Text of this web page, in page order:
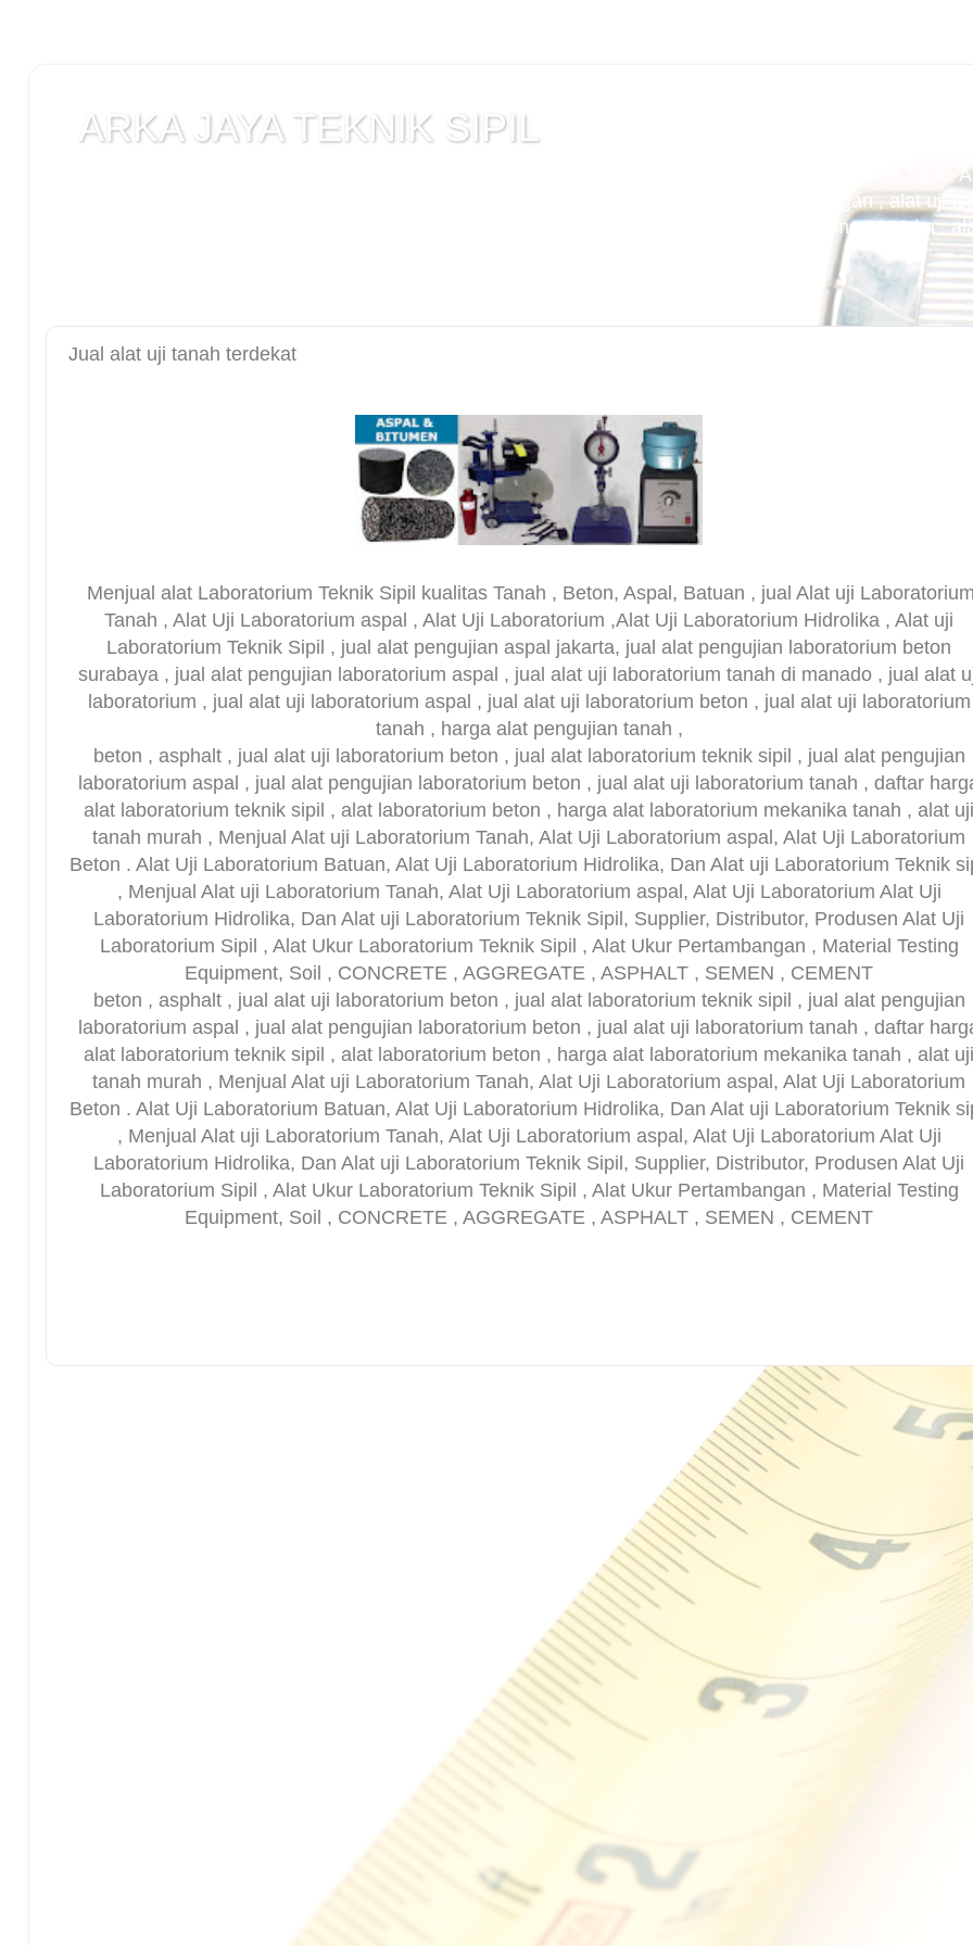
ARKA JAYA TEKNIK SIPIL
Jual alat uji Tanah , alat uji Beton , alat uji Batuan , alat uji cemen , Alat Uji Laboratorium Teknik Sipil ,
Laboratorium teknik sipil , Alat Uji Laboratorium Aspal , Alat Uji Laboratorium Pertambangan , alat uji
Laboratorium , peralatan Konstruksi Jalan , alat uji kuat tekan beton compression machine 2000 kn ,
Jual alat uji tanah terdekat
Menjual alat Laboratorium Teknik Sipil kualitas Tanah , Beton, Aspal, Batuan , jual Alat uji Laboratorium
Tanah , Alat Uji Laboratorium aspal , Alat Uji Laboratorium ,Alat Uji Laboratorium Hidrolika , Alat uji
Laboratorium Teknik Sipil , jual alat pengujian aspal jakarta, jual alat pengujian laboratorium beton
surabaya , jual alat pengujian laboratorium aspal , jual alat uji laboratorium tanah di manado , jual alat
laboratorium , jual alat uji laboratorium aspal , jual alat uji laboratorium beton , jual alat uji laboratorium
tanah , harga alat pengujian tanah ,
beton , asphalt , jual alat uji laboratorium beton , jual alat laboratorium teknik sipil , jual alat pengujian
laboratorium aspal , jual alat pengujian laboratorium beton , jual alat uji laboratorium tanah , daftar
alat laboratorium teknik sipil , alat laboratorium beton , harga alat laboratorium mekanika tanah , alat uji
tanah murah , Menjual Alat uji Laboratorium Tanah, Alat Uji Laboratorium aspal, Alat Uji Laboratorium
Beton . Alat Uji Laboratorium Batuan, Alat Uji Laboratorium Hidrolika, Dan Alat uji Laboratorium Teknik
, Menjual Alat uji Laboratorium Tanah, Alat Uji Laboratorium aspal, Alat Uji Laboratorium Alat Uji
Laboratorium Hidrolika, Dan Alat uji Laboratorium Teknik Sipil, Supplier, Distributor, Produsen Alat Uji
Laboratorium Sipil , Alat Ukur Laboratorium Teknik Sipil , Alat Ukur Pertambangan , Material Testing
Equipment, Soil , CONCRETE , AGGREGATE , ASPHALT , SEMEN , CEMENT
beton , asphalt , jual alat uji laboratorium beton , jual alat laboratorium teknik sipil , jual alat pengujian
laboratorium aspal , jual alat pengujian laboratorium beton , jual alat uji laboratorium tanah , daftar
alat laboratorium teknik sipil , alat laboratorium beton , harga alat laboratorium mekanika tanah , alat uji
tanah murah , Menjual Alat uji Laboratorium Tanah, Alat Uji Laboratorium aspal, Alat Uji Laboratorium
Beton . Alat Uji Laboratorium Batuan, Alat Uji Laboratorium Hidrolika, Dan Alat uji Laboratorium Teknik
, Menjual Alat uji Laboratorium Tanah, Alat Uji Laboratorium aspal, Alat Uji Laboratorium Alat Uji
Laboratorium Hidrolika, Dan Alat uji Laboratorium Teknik Sipil, Supplier, Distributor, Produsen Alat Uji
Laboratorium Sipil , Alat Ukur Laboratorium Teknik Sipil , Alat Ukur Pertambangan , Material Testing
Equipment, Soil , CONCRETE , AGGREGATE , ASPHALT , SEMEN , CEMENT